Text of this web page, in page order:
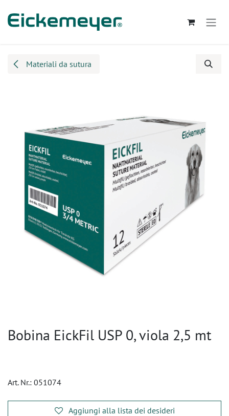
Materiali da sutura
Bobina EickFil USP 0, viola 2,5 mt
Art. Nr.: 051074
Aggiungi alla lista dei desideri